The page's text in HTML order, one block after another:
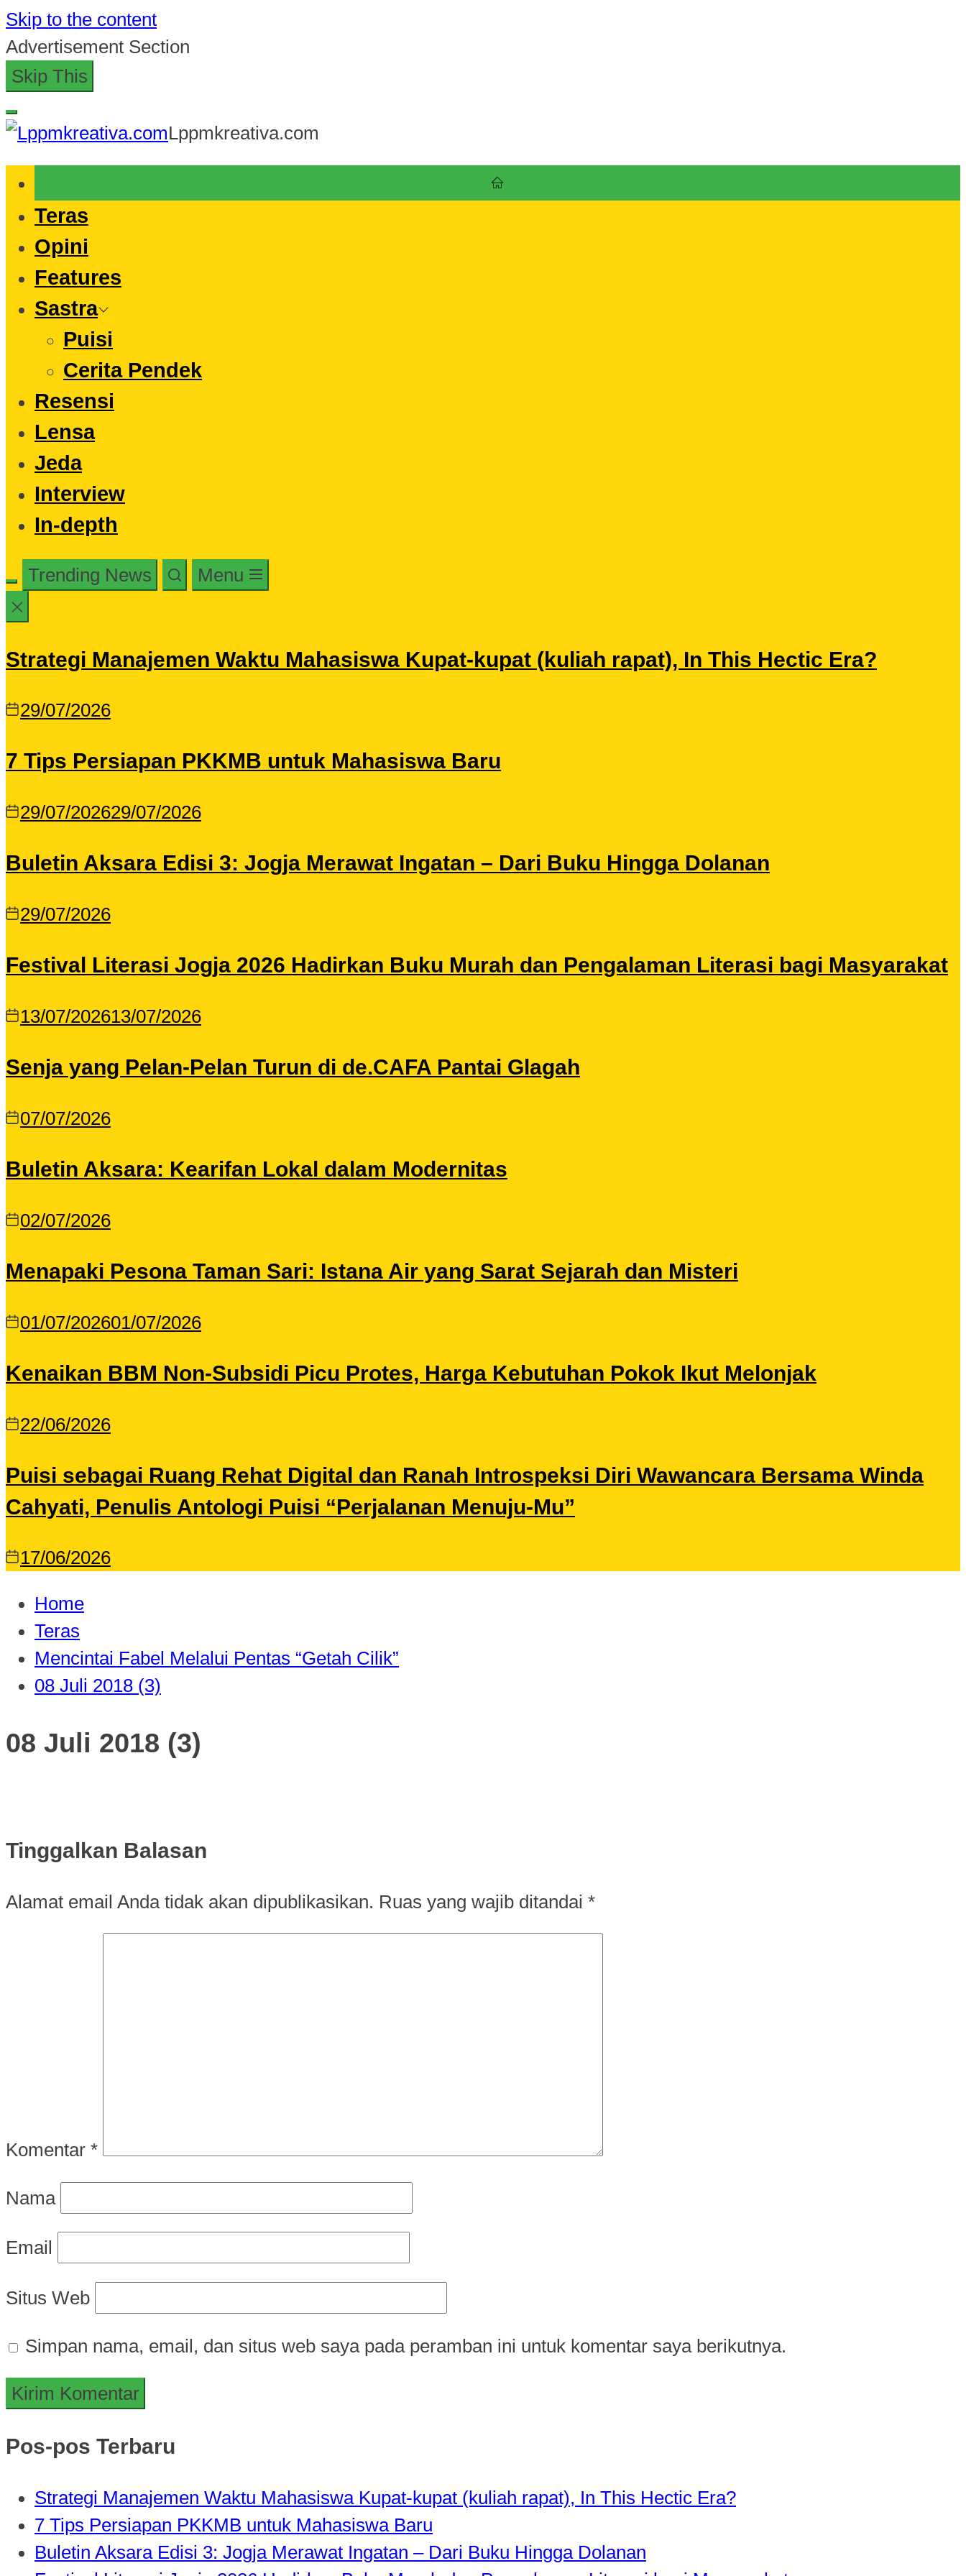
Skip to the content
Advertisement Section
Skip This
Lppmkreativa.com
Teras
Opini
Features
Sastra
Puisi
Cerita Pendek
Resensi
Lensa
Jeda
Interview
In-depth
Trending News Menu
Strategi Manajemen Waktu Mahasiswa Kupat-kupat (kuliah rapat), In This Hectic Era?
29/07/2026
7 Tips Persiapan PKKMB untuk Mahasiswa Baru
29/07/202629/07/2026
Buletin Aksara Edisi 3: Jogja Merawat Ingatan – Dari Buku Hingga Dolanan
29/07/2026
Festival Literasi Jogja 2026 Hadirkan Buku Murah dan Pengalaman Literasi bagi Masyarakat
13/07/202613/07/2026
Senja yang Pelan-Pelan Turun di de.CAFA Pantai Glagah
07/07/2026
Buletin Aksara: Kearifan Lokal dalam Modernitas
02/07/2026
Menapaki Pesona Taman Sari: Istana Air yang Sarat Sejarah dan Misteri
01/07/202601/07/2026
Kenaikan BBM Non-Subsidi Picu Protes, Harga Kebutuhan Pokok Ikut Melonjak
22/06/2026
Puisi sebagai Ruang Rehat Digital dan Ranah Introspeksi Diri Wawancara Bersama Winda
Cahyati, Penulis Antologi Puisi “Perjalanan Menuju-Mu”
17/06/2026
Home
Teras
Mencintai Fabel Melalui Pentas “Getah Cilik”
08 Juli 2018 (3)
08 Juli 2018 (3)
Tinggalkan Balasan
Alamat email Anda tidak akan dipublikasikan. Ruas yang wajib ditandai *
Komentar *
Nama
Email
Situs Web
Simpan nama, email, dan situs web saya pada peramban ini untuk komentar saya berikutnya.
Pos-pos Terbaru
Strategi Manajemen Waktu Mahasiswa Kupat-kupat (kuliah rapat), In This Hectic Era?
7 Tips Persiapan PKKMB untuk Mahasiswa Baru
Buletin Aksara Edisi 3: Jogja Merawat Ingatan – Dari Buku Hingga Dolanan